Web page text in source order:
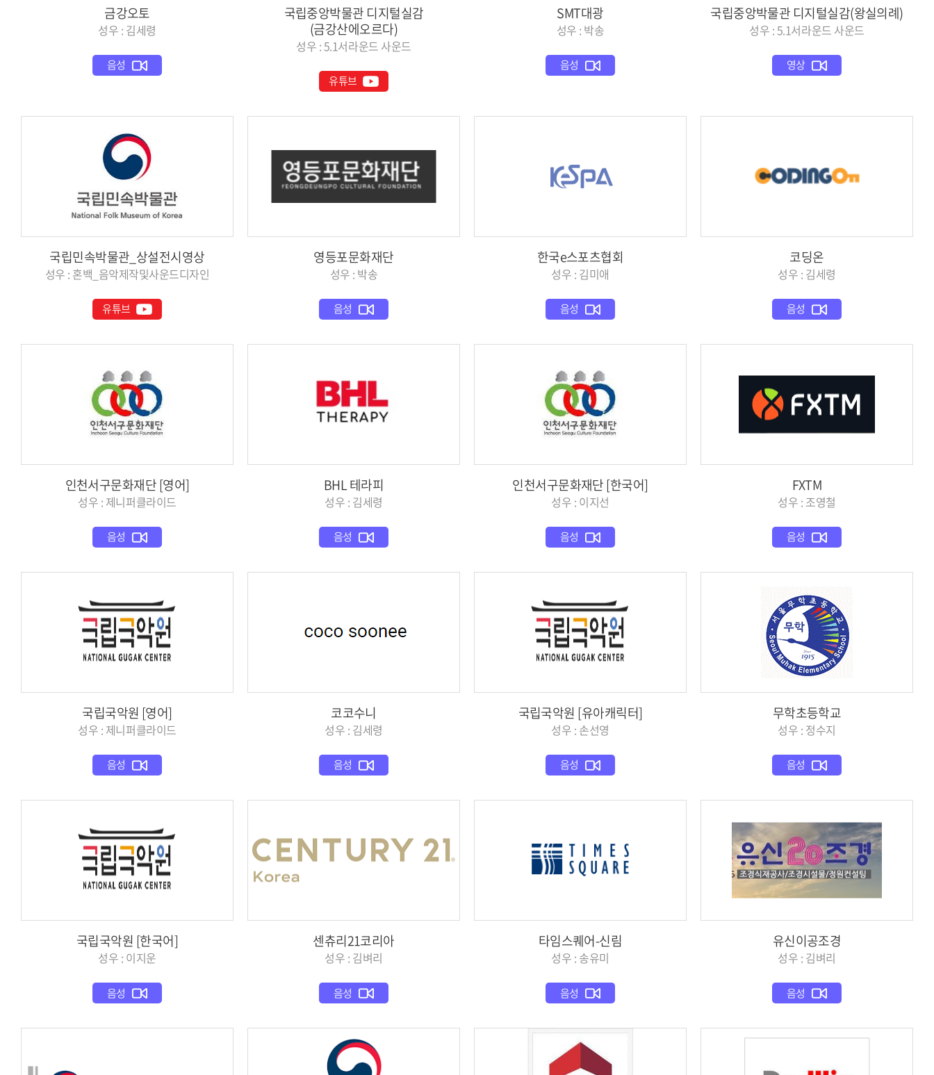
금강오토
성우 : 김세령
음성
국립중앙박물관 디지털실감
(금강산에오르다)
성우 : 5.1서라운드 사운드
유튜브
SMT대광
성우 : 박송
음성
국립중앙박물관 디지털실감(왕실의례)
성우 : 5.1서라운드 사운드
영상
국립민속박물관_상설전시영상
성우 : 혼백_음악제작및사운드디자인
유튜브
영등포문화재단
성우 : 박송
음성
한국e스포츠협회
성우 : 김미애
음성
코딩온
성우 : 김세령
음성
인천서구문화재단 [영어]
성우 : 제니퍼클라이드
음성
BHL 테라피
성우 : 김세령
음성
인천서구문화재단 [한국어]
성우 : 이지선
음성
FXTM
성우 : 조영철
음성
국립국악원 [영어]
성우 : 제니퍼클라이드
음성
코코수니
성우 : 김세령
음성
국립국악원 [유아캐릭터]
성우 : 손선영
음성
무학초등학교
성우 : 정수지
음성
국립국악원 [한국어]
성우 : 이지운
음성
센츄리21코리아
성우 : 김벼리
음성
타임스퀘어-신림
성우 : 송유미
음성
유신이공조경
성우 : 김벼리
음성